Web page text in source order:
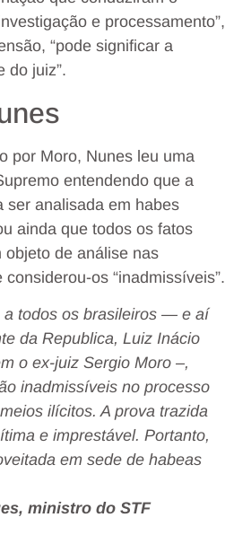
e processamento”,
“pode significar a
do juiz”.
por Moro, Nunes leu uma
entendendo que a
ser analisada em habes
ainda que todos os fatos
de análise nas
os “inadmissíveis”.
a todos os brasileiros — e aí
da Republica, Luiz Inácio
o ex-juiz Sergio Moro –,
inadmissíveis no processo
ilícitos. A prova trazida
e imprestável. Portanto,
em sede de habeas
ministro do STF